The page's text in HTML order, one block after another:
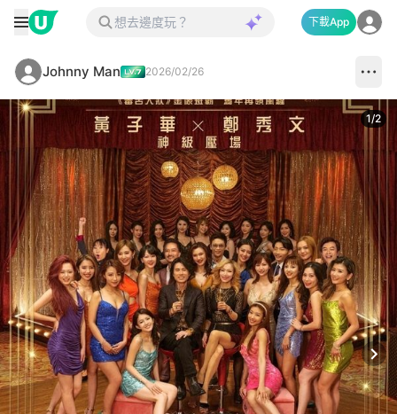
下載App
Johnny Man 2026/02/26
1/2